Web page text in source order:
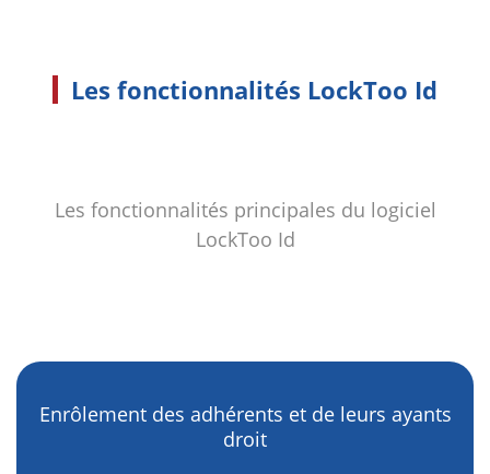
Les fonctionnalités LockToo Id
Les fonctionnalités principales du logiciel
LockToo Id
Enrôlement des adhérents et de leurs ayants
droit